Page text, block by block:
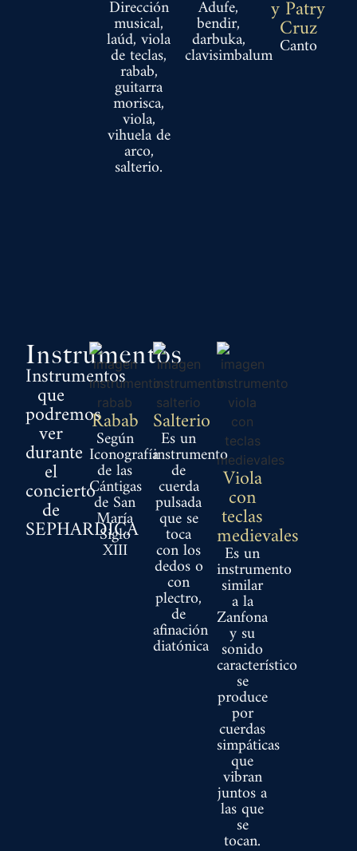
Dirección
musical,
laúd, viola
de teclas,
rabab,
guitarra
morisca,
viola,
vihuela de
arco,
salterio.
Adufe,
bendir,
darbuka,
clavisimbalum
y Patry
Cruz
Canto
Instrumentos
Instrumentos
que
podremos
ver
durante
el
concierto
de
SEPHARDICA
Rabab
Según
Iconografía
de las
Cántigas
de San
María
Siglo
XIII
Salterio
Es un
instrumento
de
cuerda
pulsada
que se
toca
con los
dedos o
con
plectro,
de
afinación
diatónica
Viola
con
teclas
medievales
Es un
instrumento
similar
a la
Zanfona
y su
sonido
característico
se
produce
por
cuerdas
simpáticas
que
vibran
juntos a
las que
se
tocan.